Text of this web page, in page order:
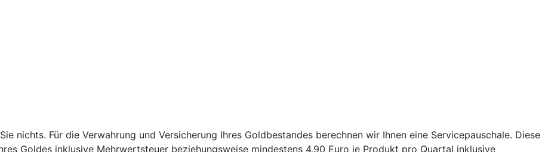
nichts. Für die Verwahrung und Versicherung Ihres Goldbestandes berechnen wir Ihnen eine Servicepauschale. Diese
Goldes inklusive Mehrwertsteuer beziehungsweise mindestens 4,90 Euro je Produkt pro Quartal inklusive